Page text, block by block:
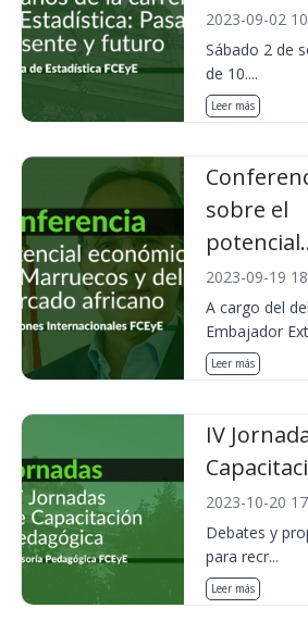
2023-09-02
Sábado 2 de
de 10....
Leer más
sobre el
2023-09-19
A cargo del del
Embajador
Leer más
IV
2023-10-20
Debates y
para recr...
Leer más